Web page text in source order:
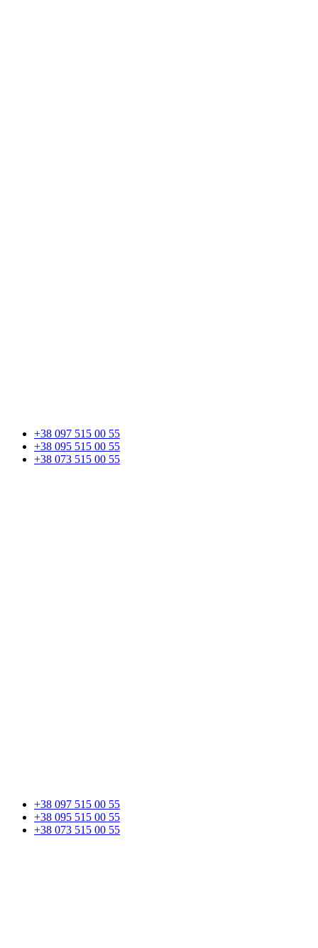
+38 097 515 00 55
+38 095 515 00 55
+38 073 515 00 55
+38 097 515 00 55
+38 095 515 00 55
+38 073 515 00 55